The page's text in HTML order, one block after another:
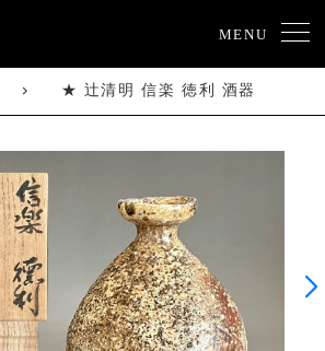
MENU
★ 辻清明 信楽 徳利 酒器